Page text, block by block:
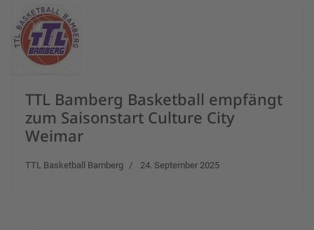
TTL Bamberg Basketball empfängt
zum Saisonstart Culture City
Weimar
TTL Basketball Bamberg 24. September 2025